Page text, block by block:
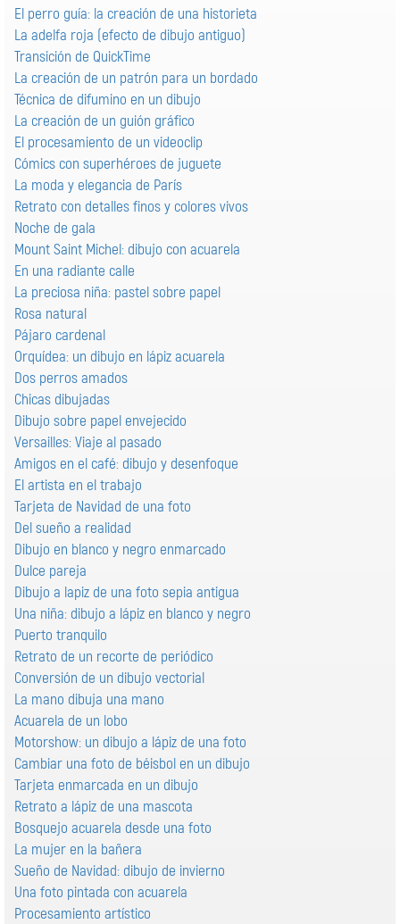
El perro guía: la creación de una historieta
La adelfa roja (efecto de dibujo antiguo)
Transición de QuickTime
La creación de un patrón para un bordado
Técnica de difumino en un dibujo
La creación de un guión gráfico
El procesamiento de un videoclip
Cómics con superhéroes de juguete
La moda y elegancia de París
Retrato con detalles finos y colores vivos
Noche de gala
Mount Saint Michel: dibujo con acuarela
En una radiante calle
La preciosa niña: pastel sobre papel
Rosa natural
Pájaro сardenal
Orquídea: un dibujo en lápiz acuarela
Dos perros amados
Chicas dibujadas
Dibujo sobre papel envejecido
Versailles: Viaje al pasado
Amigos en el café: dibujo y desenfoque
El artista en el trabajo
Tarjeta de Navidad de una foto
Del sueño a realidad
Dibujo en blanco y negro enmarcado
Dulce pareja
Dibujo a lapiz de una foto sepia antigua
Una niña: dibujo a lápiz en blanco y negro
Puerto tranquilo
Retrato de un recorte de periódico
Conversión de un dibujo vectorial
La mano dibuja una mano
Acuarela de un lobo
Motorshow: un dibujo a lápiz de una foto
Cambiar una foto de béisbol en un dibujo
Tarjeta enmarcada en un dibujo
Retrato a lápiz de una mascota
Bosquejo acuarela desde una foto
La mujer en la bañera
Sueño de Navidad: dibujo de invierno
Una foto pintada con acuarela
Procesamiento artístico